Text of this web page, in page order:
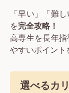
「早い」「難
を完全攻略！
高専生を長年
やすいポイント
選べるカ